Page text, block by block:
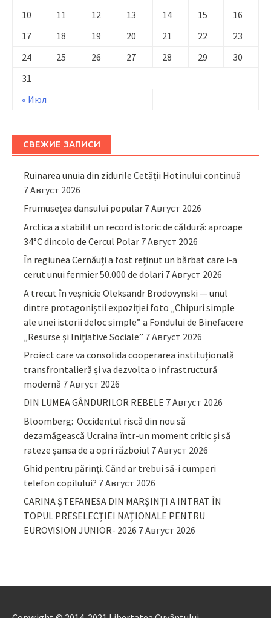
« Июл
10
11 12 13 14 15
16
17
18 19 20 21 22
23
24
25 26 27 28 29
30
31
СВЕЖИЕ ЗАПИСИ
Ruinarea unuia din zidurile Cetății Hotinului continuă
7 Август 2026
Frumusețea dansului popular 7 Август 2026
Arctica a stabilit un record istoric de căldură: aproape
34°C dincolo de Cercul Polar 7 Август 2026
În regiunea Cernăuți a fost reținut un bărbat care i-a
cerut unui fermier 50.000 de dolari 7 Август 2026
A trecut în veșnicie Oleksandr Brodovynski — unul
dintre protagoniștii expoziției foto „Chipuri simple
ale unei istorii deloc simple” a Fondului de Binefacere
„Resurse și Inițiative Sociale” 7 Август 2026
Proiect care va consolida cooperarea instituțională
transfrontalieră și va dezvolta o infrastructură
modernă 7 Август 2026
DIN LUMEA GÂNDURILOR REBELE 7 Август 2026
Bloomberg: Occidentul riscă din nou să
dezamăgească Ucraina într-un moment critic și să
rateze șansa de a opri războiul 7 Август 2026
Ghid pentru părinţi. Când ar trebui să-i cumperi
telefon copilului? 7 Август 2026
CARINA ȘTEFANESA DIN MARȘINȚI A INTRAT ÎN
TOPUL PRESELECȚIEI NAȚIONALE PENTRU
EUROVISION JUNIOR- 2026 7 Август 2026